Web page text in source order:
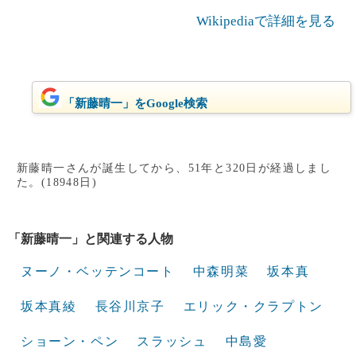
Wikipediaで詳細を見る
「新藤晴一」をGoogle検索
新藤晴一さんが誕生してから、51年と320日が経過しまし
た。(18948日)
「新藤晴一」と関連する人物
ヌーノ・ベッテンコート 中森明菜 坂本真
坂本真綾 長谷川京子 エリック・クラプトン
ショーン・ペン スラッシュ 中島愛